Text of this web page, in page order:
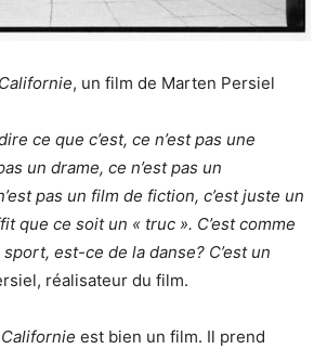
, un film de Marten Persiel
ce que c’est, ce n’est pas une
un drame, ce n’est pas un
pas un film de fiction, c’est juste un
que ce soit un « truc ». C’est comme
est-ce de la danse? C’est un
réalisateur du film.
est bien un film. Il prend